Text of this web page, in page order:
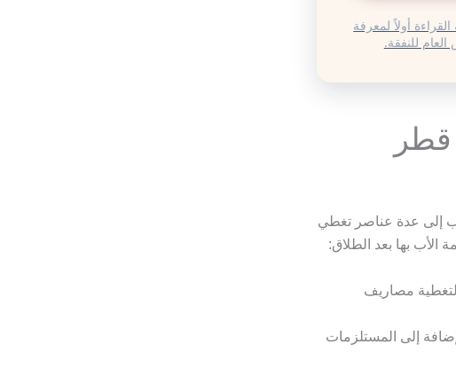
أولاً لمعرفة
للنفقة.
إلى عدة عناصر تغطي
الأب بها بعد الطلاق:
مصاريف
إلى المستلزمات